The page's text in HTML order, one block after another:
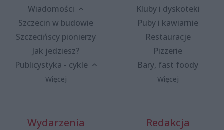
Wiadomości
Szczecin w budowie
Szczecińscy pionierzy
Jak jedziesz?
Publicystyka - cykle
Więcej
Kluby i dyskoteki
Puby i kawiarnie
Restauracje
Pizzerie
Bary, fast foody
Więcej
Wydarzenia Redakcja